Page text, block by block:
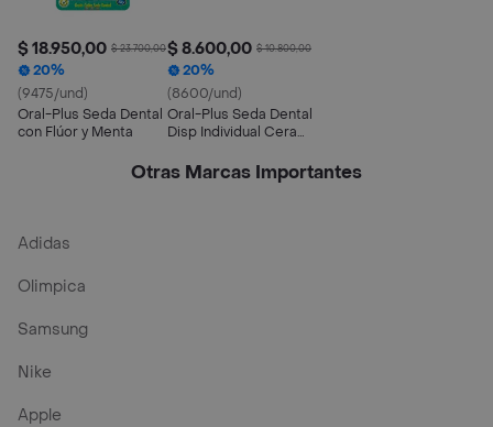
$ 18.950,00 $ 23.700,00
20%
(9475/und)
Oral-Plus Seda Dental
con Flúor y Menta
$ 8.600,00 $ 10.800,00
20%
(8600/und)
Oral-Plus Seda Dental
Disp Individual Cera
Otras Marcas Importantes
Adidas
Olimpica
Samsung
Nike
Apple